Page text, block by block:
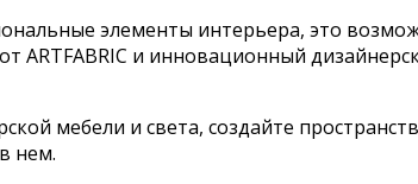
элементы интерьера, это
ARTFABRIC и инновационный
мебели и света, создайте
нем.